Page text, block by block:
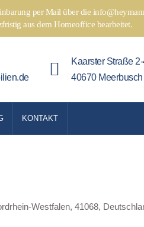
per Mail über die
aus dem Homeoffice bearbeitet.
Kaarster Straße
40670 Meerbusch
KONTAKT
Westfalen, 41068,